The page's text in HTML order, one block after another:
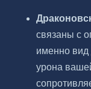
связаны с
именно вид
урона